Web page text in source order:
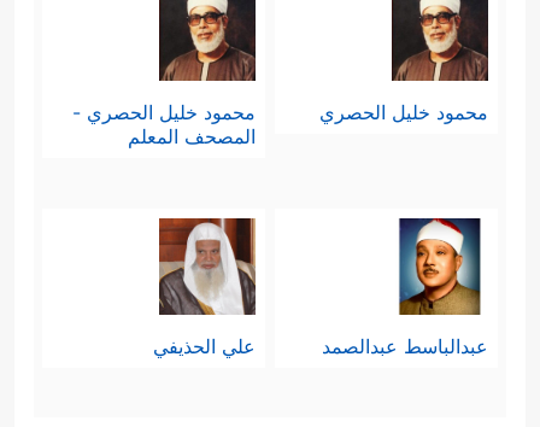
محمود خليل الحصري
محمود خليل الحصري -
المصحف المعلم
عبدالباسط عبدالصمد علي الحذيفي